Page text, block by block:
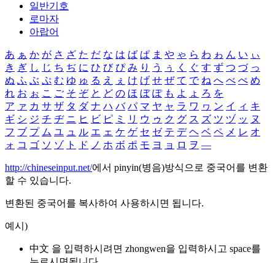
일반기호
로마자
아랍어
あ ぁ か が さ ざ た だ な は ば ぱ ま や ゃ ら わ ゎ ん い ぃ
き ぎ し じ ち ぢ に ひ び ぴ み り う ぅ く ぐ す ず つ づ っ
ぬ ふ ぶ ぷ む ゆ ゅ る え ぇ け げ せ ぜ て で ね へ べ ぺ め
れ お ぉ こ ご そ ぞ と ど の ほ ぼ ぽ も よ ょ ろ を
ア ァ カ サ ザ タ ダ ナ ハ バ パ マ ヤ ャ ラ ワ ヮ ン イ ィ キ
ギ シ ジ チ ヂ ニ ヒ ビ ピ ミ リ ウ ゥ ク グ ス ズ ツ ヅ ッ ヌ
フ ブ プ ム ユ ュ ル エ ェ ケ ゲ セ ゼ テ デ ヘ ベ ペ メ レ オ
ォ コ ゴ ソ ゾ ト ド ノ ホ ボ ポ モ ヨ ョ ロ ヲ ―
http://chineseinput.net/에서 pinyin(병음)방식으로 중국어를 변환
할 수 있습니다.
변환된 중국어를 복사하여 사용하시면 됩니다.
예시)
中文 을 입력하시려면 zhongwen을 입력하시고 space를